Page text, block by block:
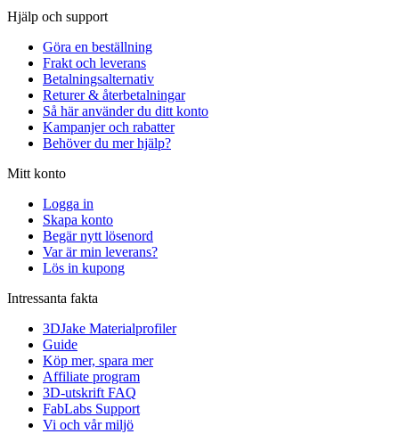
Hjälp och support
Göra en beställning
Frakt och leverans
Betalningsalternativ
Returer & återbetalningar
Så här använder du ditt konto
Kampanjer och rabatter
Behöver du mer hjälp?
Mitt konto
Logga in
Skapa konto
Begär nytt lösenord
Var är min leverans?
Lös in kupong
Intressanta fakta
3DJake Materialprofiler
Guide
Köp mer, spara mer
Affiliate program
3D-utskrift FAQ
FabLabs Support
Vi och vår miljö